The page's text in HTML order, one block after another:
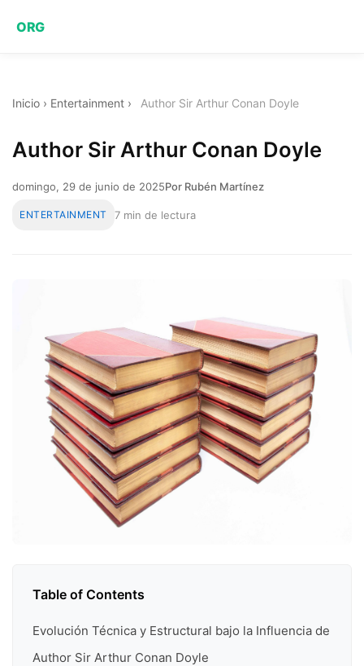
ORG
Inicio › Entertainment › Author Sir Arthur Conan Doyle
Author Sir Arthur Conan Doyle
domingo, 29 de junio de 2025Por Rubén Martínez
ENTERTAINMENT 7 min de lectura
Table of Contents
Evolución Técnica y Estructural bajo la Influencia de
Author Sir Arthur Conan Doyle